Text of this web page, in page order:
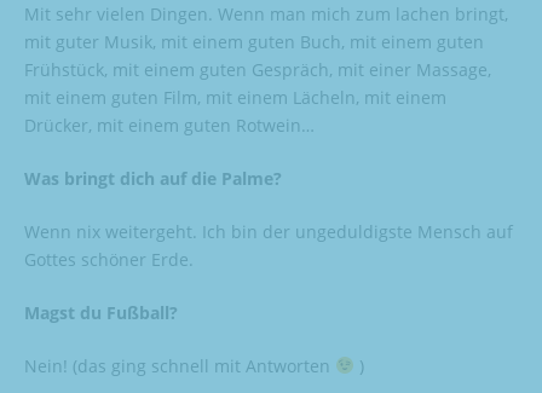
Mit sehr vielen Dingen. Wenn man mich zum lachen bringt,
mit guter Musik, mit einem guten Buch, mit einem guten
Frühstück, mit einem guten Gespräch, mit einer Massage,
mit einem guten Film, mit einem Lächeln, mit einem
Drücker, mit einem guten Rotwein…
Was bringt dich auf die Palme?
Wenn nix weitergeht. Ich bin der ungeduldigste Mensch auf
Gottes schöner Erde.
Magst du Fußball?
Nein! (das ging schnell mit Antworten )